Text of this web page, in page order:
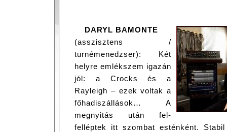
DARYL BAMONTE
(asszisztens /
turnémenedzser): Két
helyre emlékszem igazán
jól: a Crocks és a
Rayleigh – ezek voltak a
főhadiszállások… A
megnyitás után fel-
felléptek itt szombat esténként.